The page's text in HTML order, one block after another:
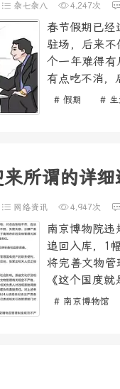
杂七杂八 4,247次
春节假期已经
驻场，后来
个一年难得
有点吃不消，
# 假期 # 生
来所谓的详
网络资讯 4,947次
南京博物院
追回入库，1
将完善文物
《这个国度
# 南京博物馆